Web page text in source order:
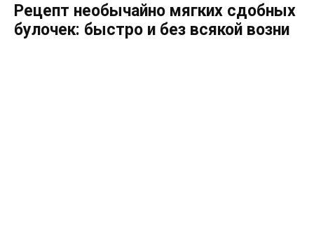
Рецепт необычайно мягких сдобных
булочек: быстро и без всякой возни